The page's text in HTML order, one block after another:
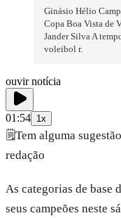
Ginásio Hélio
Copa Boa Vista de
Jander Silva A
voleibol r.
ouvir notícia
01:54 1x
🗒️Tem alguma
redação
As categorias de base
seus campeões neste